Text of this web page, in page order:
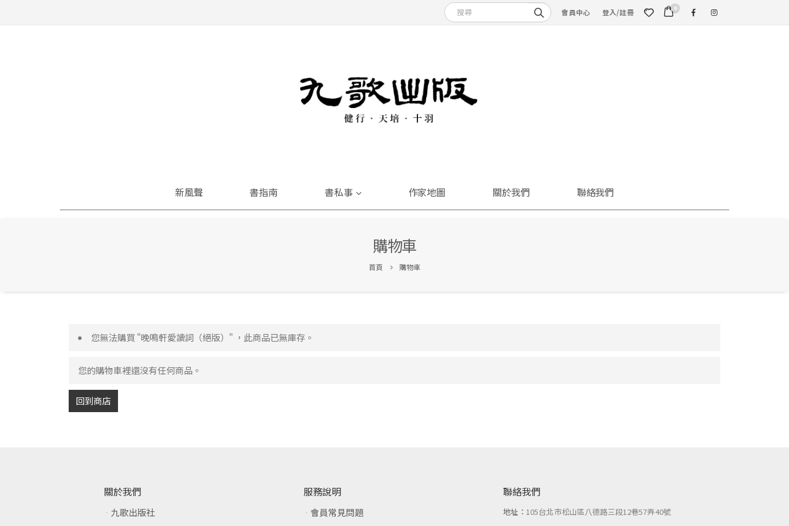
會員中心 登入/註冊 0
新風聲 書指南 書私事 作家地圖 關於我們 聯絡我們
購物車
首頁 購物車
您無法購買 "晚鳴軒愛讀詞（絕版）" ，此商品已無庫存。
您的購物車裡還沒有任何商品。
回到商店
關於我們
九歌出版社
服務說明
會員常見問題
聯絡我們
地址： 105台北市松山區八德路三段12巷57弄40號